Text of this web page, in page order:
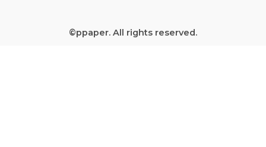
©ppaper. All rights reserved.